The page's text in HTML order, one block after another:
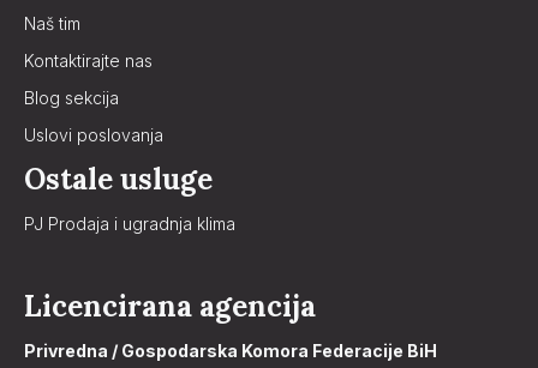
Naš tim
Kontaktirajte nas
Blog sekcija
Uslovi poslovanja
Ostale usluge
PJ Prodaja i ugradnja klima
Licencirana agencija
Privredna / Gospodarska Komora Federacije BiH